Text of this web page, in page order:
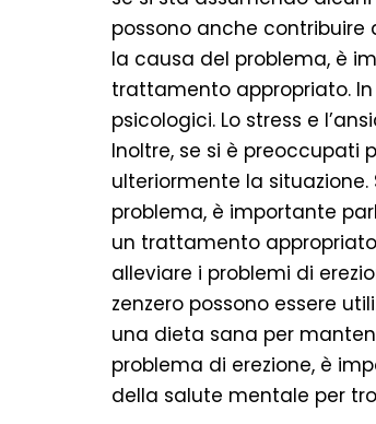
possono anche contribuire
la causa del problema, è
trattamento appropriato.
psicologici. Lo stress e
Inoltre, se si è preoccupati
ulteriormente la
problema, è importante
un trattamento
alleviare i problemi di
zenzero possono essere
una dieta sana per
problema di erezione, è
della salute mentale per